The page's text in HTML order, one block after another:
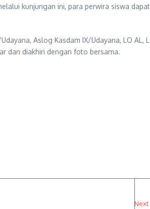
kunjungan ini, para perwira siswa
Aslog Kasdam IX/Udayana, LO
dan diakhiri dengan foto bersama.
Next